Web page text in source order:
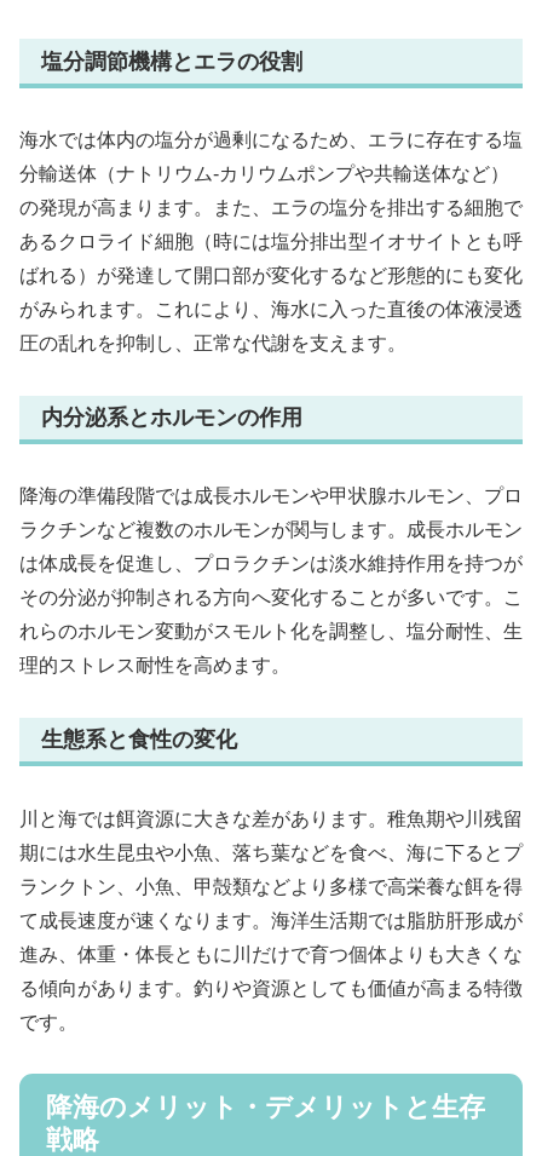
塩分調節機構とエラの役割
海水では体内の塩分が過剰になるため、エラに存在する塩
分輸送体（ナトリウム‐カリウムポンプや共輸送体など）
の発現が高まります。また、エラの塩分を排出する細胞で
あるクロライド細胞（時には塩分排出型イオサイトとも呼
ばれる）が発達して開口部が変化するなど形態的にも変化
がみられます。これにより、海水に入った直後の体液浸透
圧の乱れを抑制し、正常な代謝を支えます。
内分泌系とホルモンの作用
降海の準備段階では成長ホルモンや甲状腺ホルモン、プロ
ラクチンなど複数のホルモンが関与します。成長ホルモン
は体成長を促進し、プロラクチンは淡水維持作用を持つが
その分泌が抑制される方向へ変化することが多いです。こ
れらのホルモン変動がスモルト化を調整し、塩分耐性、生
理的ストレス耐性を高めます。
生態系と食性の変化
川と海では餌資源に大きな差があります。稚魚期や川残留
期には水生昆虫や小魚、落ち葉などを食べ、海に下るとプ
ランクトン、小魚、甲殻類などより多様で高栄養な餌を得
て成長速度が速くなります。海洋生活期では脂肪肝形成が
進み、体重・体長ともに川だけで育つ個体よりも大きくな
る傾向があります。釣りや資源としても価値が高まる特徴
です。
降海のメリット・デメリットと生存
戦略